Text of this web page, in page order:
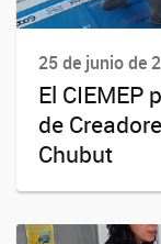
25 de junio de
El CIEMEP
de
Chubut